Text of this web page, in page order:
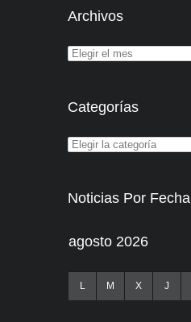
Archivos
Categorías
Noticias Por Fecha
agosto 2026
L M X J